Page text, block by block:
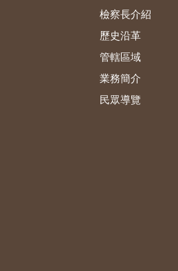
檢察長介紹
歷史沿革
管轄區域
業務簡介
民眾導覽